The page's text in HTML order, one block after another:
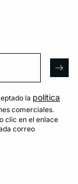
la política
comerciales.
clic en el enlace
correo